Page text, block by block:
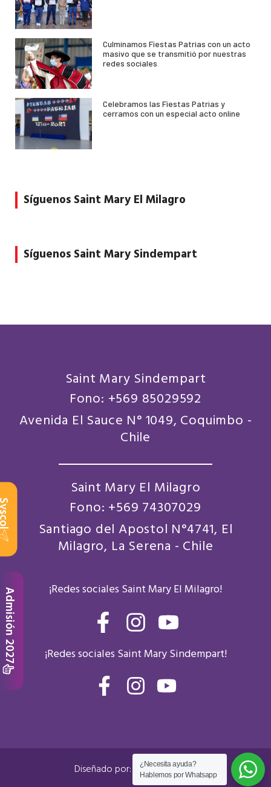
Culminamos Fiestas Patrias con un acto
masivo que se transmitió por nuestras
redes sociales
Celebramos las Fiestas Patrias y
cerramos con un especial acto online
Síguenos Saint Mary El Milagro
Síguenos Saint Mary Sindempart
Saint Mary Sindempart
Fono: +569 85029592
Avenida El Sauce N° 1049, Coquimbo -
Chile
Saint Mary El Milagro
Fono: +569 74307029
Santiago del Apostol N°4741, El
Milagro, La Serena - Chile
Admisión 2027 ¡Redes sociales Saint Mary El Milagro!
F
a
c
e
b
k
I
n
s
t
a
a
Y
o
u
t
¡Redes sociales Saint Mary Sindempart!
F
a
b
o
I
n
a
g
Y
o
u
b
Diseñado por: Rocket Media
¿Necesita ayuda?
Hablemos por Whatsapp